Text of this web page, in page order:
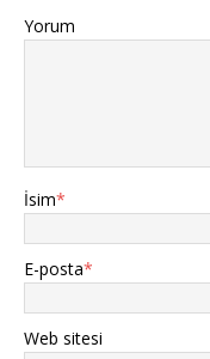
Yorum
İsim*
E-posta*
Web sitesi